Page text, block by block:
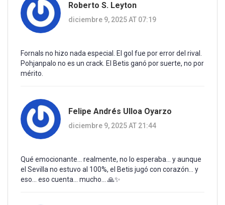
Roberto S. Leyton
diciembre 9, 2025 AT 07:19
Fornals no hizo nada especial. El gol fue por error del rival.
Pohjanpalo no es un crack. El Betis ganó por suerte, no por
mérito.
Felipe Andrés Ulloa Oyarzo
diciembre 9, 2025 AT 21:44
Qué emocionante... realmente, no lo esperaba... y aunque
el Sevilla no estuvo al 100%, el Betis jugó con corazón... y
eso... eso cuenta... mucho... 🙏✨